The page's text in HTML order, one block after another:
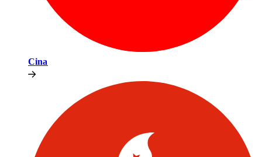
Cina​​